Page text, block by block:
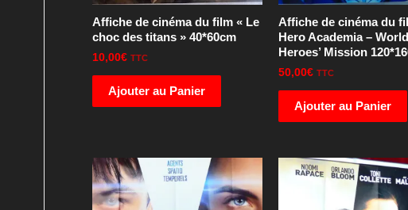
Affiche de cinéma du film « Le
choc des titans » 40*60cm
10,00€ TTC
Ajouter au Panier
Affiche de cinéma du
Hero Academia – World
Heroes’ Mission
50,00€ TTC
Ajouter au Panier